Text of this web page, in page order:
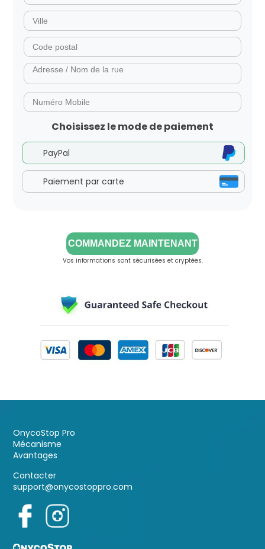
Choisissez le mode de paiement
PayPal
Paiement par carte
COMMANDEZ MAINTENANT
Vos informations sont sécurisées et cryptées.
OnycoStop Pro
Mécanisme
Avantages
Contacter
support@onycostoppro.com